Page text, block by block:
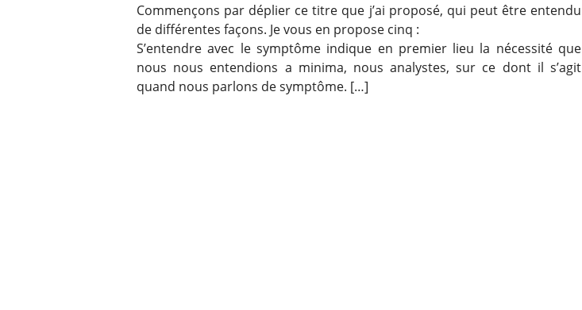
Commençons par déplier ce titre que j’ai proposé, qui peut être entendu
de différentes façons. Je vous en propose cinq :
S’entendre avec le symptôme indique en premier lieu la nécessité que
nous nous entendions a minima, nous analystes, sur ce dont il s’agit
quand nous parlons de symptôme. […]